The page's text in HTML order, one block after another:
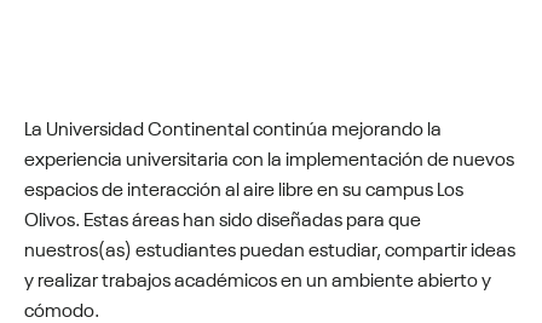
La Universidad Continental continúa mejorando la
experiencia universitaria con la implementación de nuevos
espacios de interacción al aire libre en su campus Los
Olivos. Estas áreas han sido diseñadas para que
nuestros(as) estudiantes puedan estudiar, compartir ideas
y realizar trabajos académicos en un ambiente abierto y
cómodo.